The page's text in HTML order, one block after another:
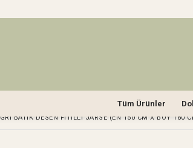
Tüm Ürünler
GRI BATIK DESEN FITILLI JARSE (EN 150 CM X BOY 180